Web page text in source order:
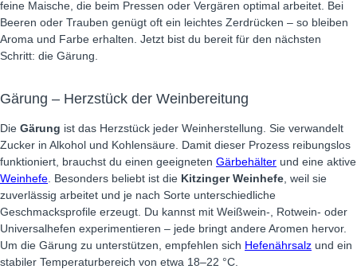
feine Maische, die beim Pressen oder Vergären optimal arbeitet. Bei
Beeren oder Trauben genügt oft ein leichtes Zerdrücken – so bleiben
Aroma und Farbe erhalten. Jetzt bist du bereit für den nächsten
Schritt: die Gärung.
Gärung – Herzstück der Weinbereitung
Die Gärung ist das Herzstück jeder Weinherstellung. Sie verwandelt
Zucker in Alkohol und Kohlensäure. Damit dieser Prozess reibungslos
funktioniert, brauchst du einen geeigneten Gärbehälter und eine aktive
Weinhefe . Besonders beliebt ist die Kitzinger Weinhefe , weil sie
zuverlässig arbeitet und je nach Sorte unterschiedliche
Geschmacksprofile erzeugt. Du kannst mit Weißwein-, Rotwein- oder
Universalhefen experimentieren – jede bringt andere Aromen hervor.
Um die Gärung zu unterstützen, empfehlen sich Hefenährsalz und ein
stabiler Temperaturbereich von etwa 18–22 °C.